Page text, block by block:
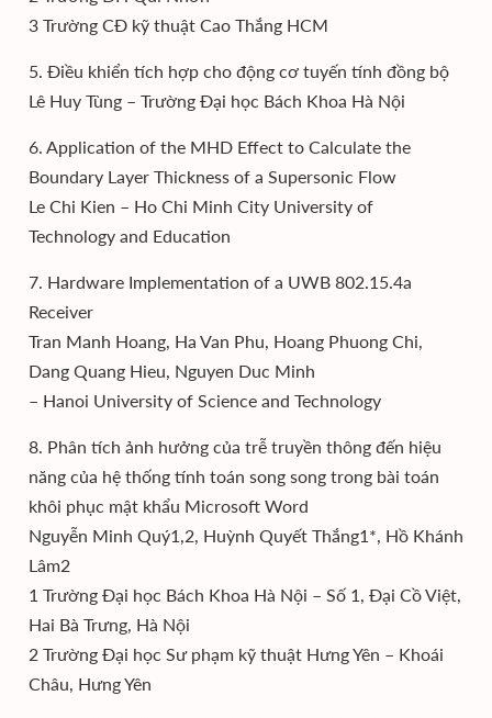
3 Trường CĐ kỹ thuật Cao Thắng HCM
5. Điều khiển tích hợp cho động cơ tuyến tính đồng bộ
Lê Huy Tùng – Trường Đại học Bách Khoa Hà Nội
6. Application of the MHD Effect to Calculate the
Boundary Layer Thickness of a Supersonic Flow
Le Chi Kien – Ho Chi Minh City University of
Technology and Education
7. Hardware Implementation of a UWB 802.15.4a
Receiver
Tran Manh Hoang, Ha Van Phu, Hoang Phuong Chi,
Dang Quang Hieu, Nguyen Duc Minh
– Hanoi University of Science and Technology
8. Phân tích ảnh hưởng của trễ truyền thông đến hiệu
năng của hệ thống tính toán song song trong bài toán
khôi phục mật khẩu Microsoft Word
Nguyễn Minh Quý1,2, Huỳnh Quyết Thắng1*, Hồ Khánh
Lâm2
1 Trường Đại học Bách Khoa Hà Nội – Số 1, Đại Cồ Việt,
Hai Bà Trưng, Hà Nội
2 Trường Đại học Sư phạm kỹ thuật Hưng Yên – Khoái
Châu, Hưng Yên